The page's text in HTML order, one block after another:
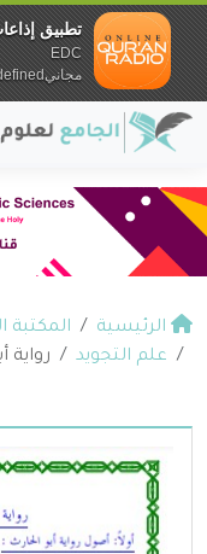
الرئيسية المكتبة
علم التجويد
رواية
تطبيق
EDC
مجانيundefined